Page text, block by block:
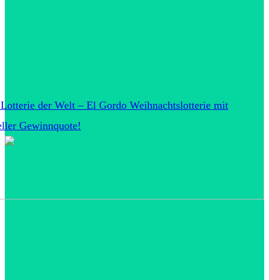
der Welt – El Gordo Weihnachtslotterie mit
Gewinnquote!